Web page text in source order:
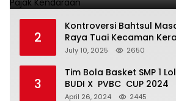
2
Kontroversi Bahtsul
Raya Tuai Kecaman
Al Mu’min
July 10, 2025 2650
3
Tim Bola Basket SMP 1
BUDI X PVBC CUP 2024
April 26, 2024 2445